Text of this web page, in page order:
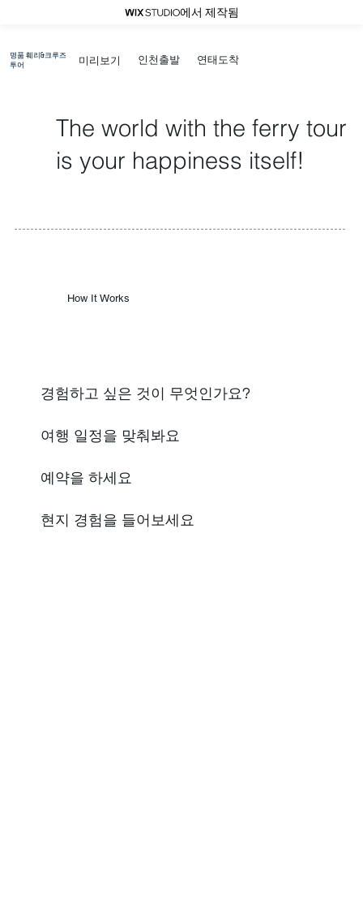
에서 제작됨
명품 훼리&크루즈
투어
인천출발 연태도착
​미리보기
The world with the ferry tour
is your happiness itself!
How It Works
경험하고 싶은 것이 무엇인가요?
여행 일정을 맞춰봐요
예약을 하세요
현지 경험을 들어보세요